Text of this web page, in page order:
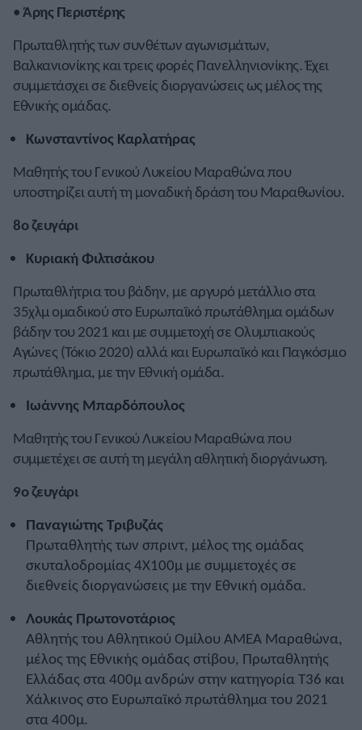
•Άρης Περιστέρης
Πρωταθλητής των συνθέτων αγωνισμάτων,
Βαλκανιονίκης και τρεις φορές Πανελληνιονίκης. Έχει
συμμετάσχει σε διεθνείς διοργανώσεις ως μέλος της
Εθνικής ομάδας.
Κωνσταντίνος Καρλατήρας
Μαθητής του Γενικού Λυκείου Μαραθώνα που
υποστηρίζει αυτή τη μοναδική δράση του Μαραθωνίου.
8ο ζευγάρι
Κυριακή Φιλτισάκου
Πρωταθλήτρια του βάδην, με αργυρό μετάλλιο στα
35χλμ ομαδικού στο Ευρωπαϊκό πρωτάθλημα ομάδων
βάδην του 2021 και με συμμετοχή σε Ολυμπιακούς
Αγώνες (Τόκιο 2020) αλλά και Ευρωπαϊκό και Παγκόσμιο
πρωτάθλημα, με την Εθνική ομάδα.
Ιωάννης Μπαρδόπουλος
Μαθητής του Γενικού Λυκείου Μαραθώνα που
συμμετέχει σε αυτή τη μεγάλη αθλητική διοργάνωση.
9ο ζευγάρι
Παναγιώτης Τριβυζάς
Πρωταθλητής των σπριντ, μέλος της ομάδας
σκυταλοδρομίας 4Χ100μ με συμμετοχές σε
διεθνείς διοργανώσεις με την Εθνική ομάδα.
Λουκάς Πρωτονοτάριος
Αθλητής του Αθλητικού Ομίλου ΑΜΕΑ Μαραθώνα,
μέλος της Εθνικής ομάδας στίβου, Πρωταθλητής
Ελλάδας στα 400μ ανδρών στην κατηγορία Τ36 και
Χάλκινος στο Ευρωπαϊκό πρωτάθλημα του 2021
στα 400μ.